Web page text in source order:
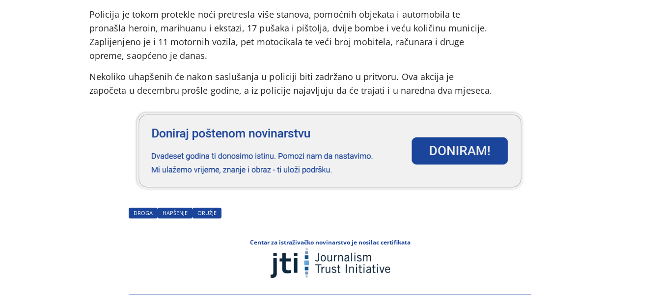
Policija je tokom protekle noći pretresla više stanova, pomoćnih objekata i automobila te
pronašla heroin, marihuanu i ekstazi, 17 pušaka i pištolja, dvije bombe i veću količinu municije.
Zaplijenjeno je i 11 motornih vozila, pet motocikala te veći broj mobitela, računara i druge
opreme, saopćeno je danas.
Nekoliko uhapšenih će nakon saslušanja u policiji biti zadržano u pritvoru. Ova akcija je
započeta u decembru prošle godine, a iz policije najavljuju da će trajati i u naredna dva mjeseca.
DROGA HAPŠENJE ORUŽJE
Centar za istraživačko novinarstvo je nosilac certifikata